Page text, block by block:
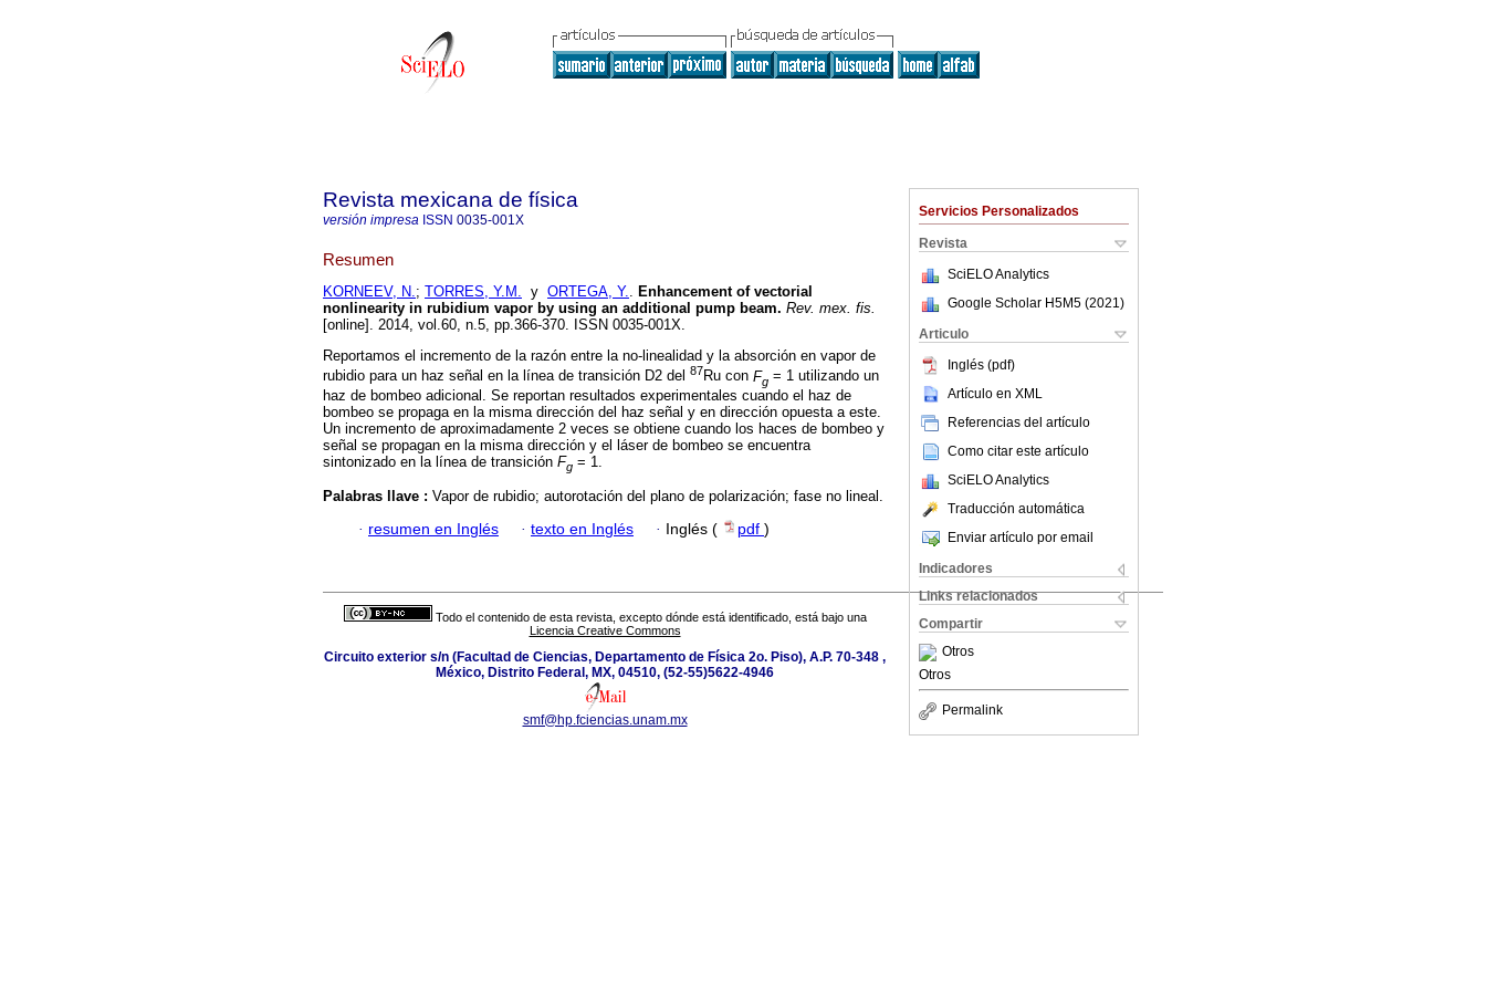
Servicios Personalizados
Revista
SciELO Analytics
Google Scholar H5M5 (2021 )
Articulo
Inglés (pdf)
Artículo en XML
Referencias del artículo
Como citar este artículo
SciELO Analytics
Traducción automática
Enviar artículo por email
Indicadores
Links relacionados
Compartir
Otros
Otros
Permalink
Revista mexicana de física
versión impresa ISSN 0035-001X
Resumen
KORNEEV, N.; TORRES, Y.M. y ORTEGA, Y.. Enhancement of vectorial
nonlinearity in rubidium vapor by using an additional pump beam. Rev. mex. fis.
[online]. 2014, vol.60, n.5, pp.366-370. ISSN 0035-001X.
Reportamos el incremento de la razón entre la no-linealidad y la absorción en vapor de
rubidio para un haz señal en la línea de transición D2 del 87Ru con Fg = 1 utilizando un
haz de bombeo adicional. Se reportan resultados experimentales cuando el haz de
bombeo se propaga en la misma dirección del haz señal y en dirección opuesta a este.
Un incremento de aproximadamente 2 veces se obtiene cuando los haces de bombeo y
señal se propagan en la misma dirección y el láser de bombeo se encuentra
sintonizado en la línea de transición Fg = 1.
Palabras llave : Vapor de rubidio; autorotación del plano de polarización; fase no lineal.
· resumen en Inglés · texto en Inglés · Inglés ( pdf )
Todo el contenido de esta revista, excepto dónde está identificado, está bajo una
Licencia Creative Commons
Circuito exterior s/n (Facultad de Ciencias, Departamento de Física 2o. Piso), A.P. 70-348 ,
México, Distrito Federal, MX, 04510, (52-55)5622-4946
smf@hp.fciencias.unam.mx